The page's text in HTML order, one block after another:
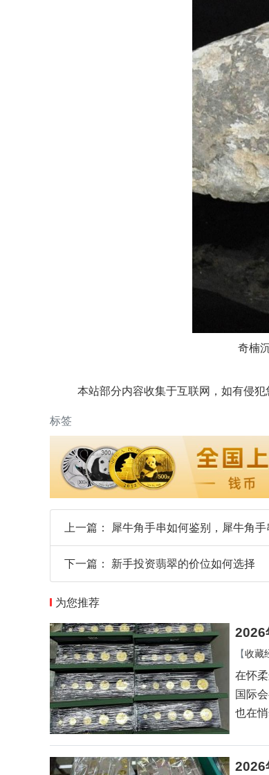
奇楠
本站部分内容收集于互联网，如有侵犯
标签
上一篇： 犀牛角手串如何鉴别，犀牛角
下一篇： 新手投资翡翠的价位如何选择
为您推荐
2026
【收藏
在怀
国际
也在
2026